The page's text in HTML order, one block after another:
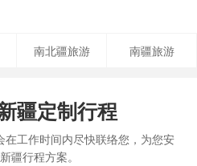
南北疆旅游 南疆旅游
疆定制行程
工作时间内尽快联络您，为您安
疆行程方案。